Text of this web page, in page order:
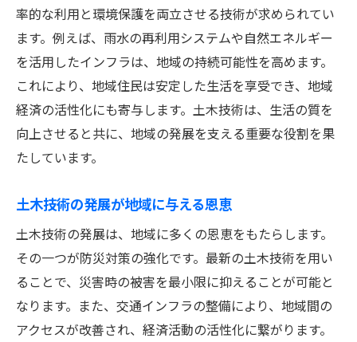
率的な利用と環境保護を両立させる技術が求められてい
ます。例えば、雨水の再利用システムや自然エネルギー
を活用したインフラは、地域の持続可能性を高めます。
これにより、地域住民は安定した生活を享受でき、地域
経済の活性化にも寄与します。土木技術は、生活の質を
向上させると共に、地域の発展を支える重要な役割を果
たしています。
土木技術の発展が地域に与える恩恵
土木技術の発展は、地域に多くの恩恵をもたらします。
その一つが防災対策の強化です。最新の土木技術を用い
ることで、災害時の被害を最小限に抑えることが可能と
なります。また、交通インフラの整備により、地域間の
アクセスが改善され、経済活動の活性化に繋がります。